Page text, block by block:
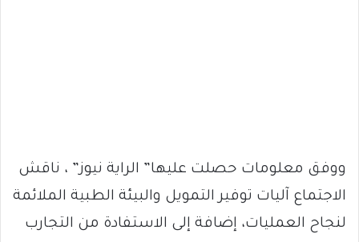
ووفق معلومات حصلت عليها” الراية نيوز” ، ناقش
الاجتماع آليات توفير التمويل والبيئة الطبية الملائمة
لنجاح العمليات، إضافة إلى الاستفادة من التجارب